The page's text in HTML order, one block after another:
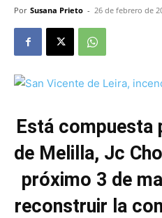
Por Susana Prieto - 26 de febrero de
Está compuesta
de Melilla, Jc
próximo 3 de
reconstruir la